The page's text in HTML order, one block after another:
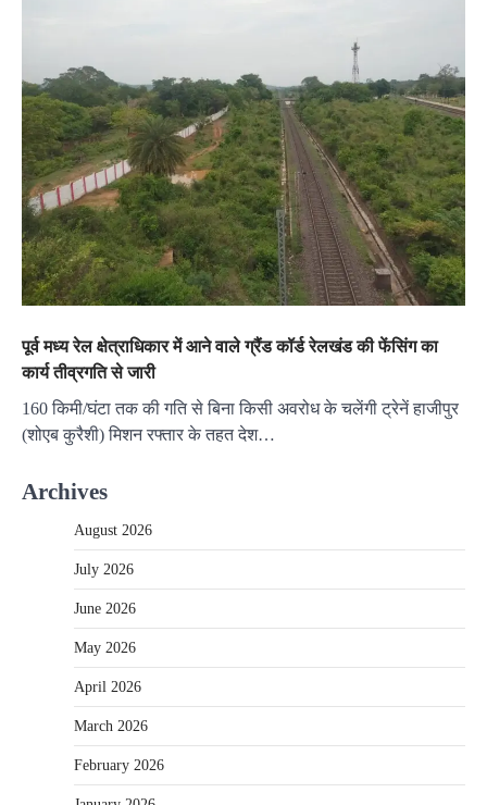
पूर्व मध्य रेल क्षेत्राधिकार में आने वाले ग्रैंड कॉर्ड रेलखंड की फेंसिंग का
कार्य तीव्रगति से जारी
160 किमी/घंटा तक की गति से बिना किसी अवरोध के चलेंगी ट्रेनें हाजीपुर
(शोएब कुरैशी) मिशन रफ्तार के तहत देश…
Archives
August 2026
July 2026
June 2026
May 2026
April 2026
March 2026
February 2026